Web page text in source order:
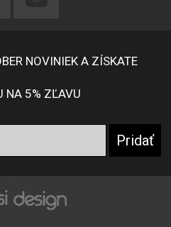
NOVINIEK A ZÍSKATE
NA 5% ZĽAVU